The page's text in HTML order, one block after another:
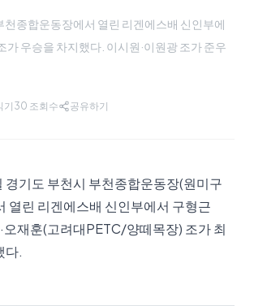
종합운동장에서 열린 리겐에스배 신인부에
가 우승을 차지했다. 이시원·이원광 조가 준우
기30 조회수 공유하기
기도 부천시 부천종합운동장(원미구
열린 리겐에스배 신인부에서 구형근
재훈(고려대PETC/양떼목장) 조가 최
다.